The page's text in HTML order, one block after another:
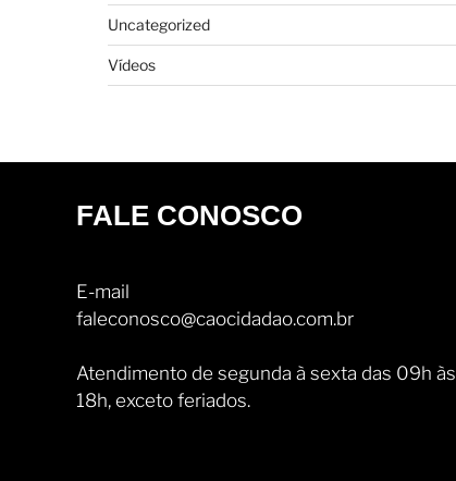
Uncategorized
Vídeos
FALE CONOSCO
E-mail
faleconosco@caocidadao.com.br
Atendimento de segunda à sexta das 09h às
18h, exceto feriados.